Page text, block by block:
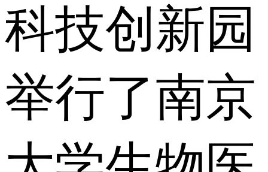
科技创新园
举行了南京